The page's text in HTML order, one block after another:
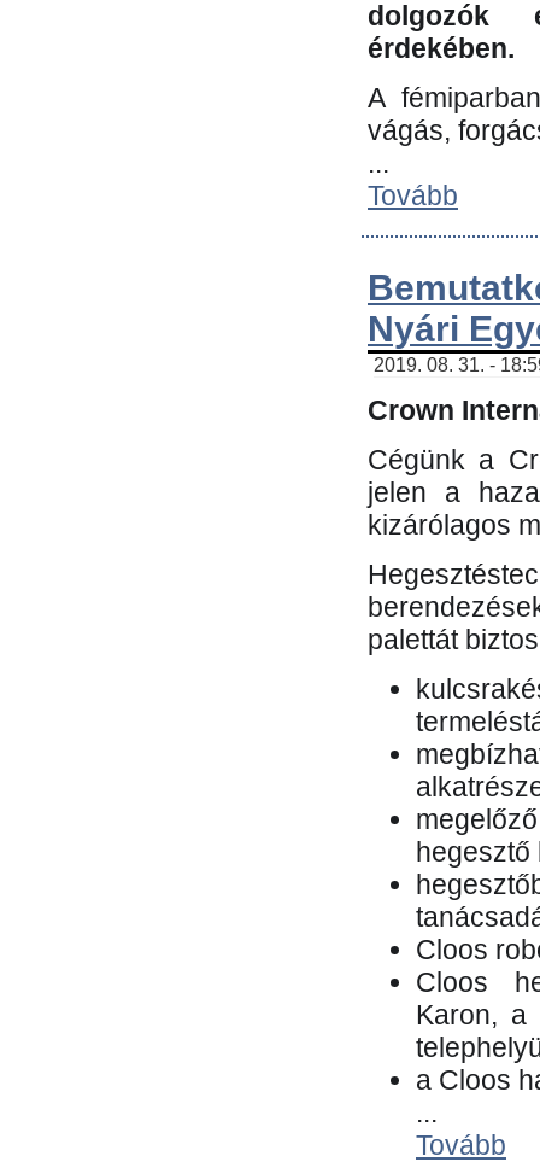
dolgozók
érdekében.
A
vágás,
...
Tovább
Nyári
2019. 08. 31. -
Crown
Cégünk a
jelen a
kizárólagos
palettát
hegesztő
Cloos
Cloos
Karon, a
a Cloos
...
Tovább